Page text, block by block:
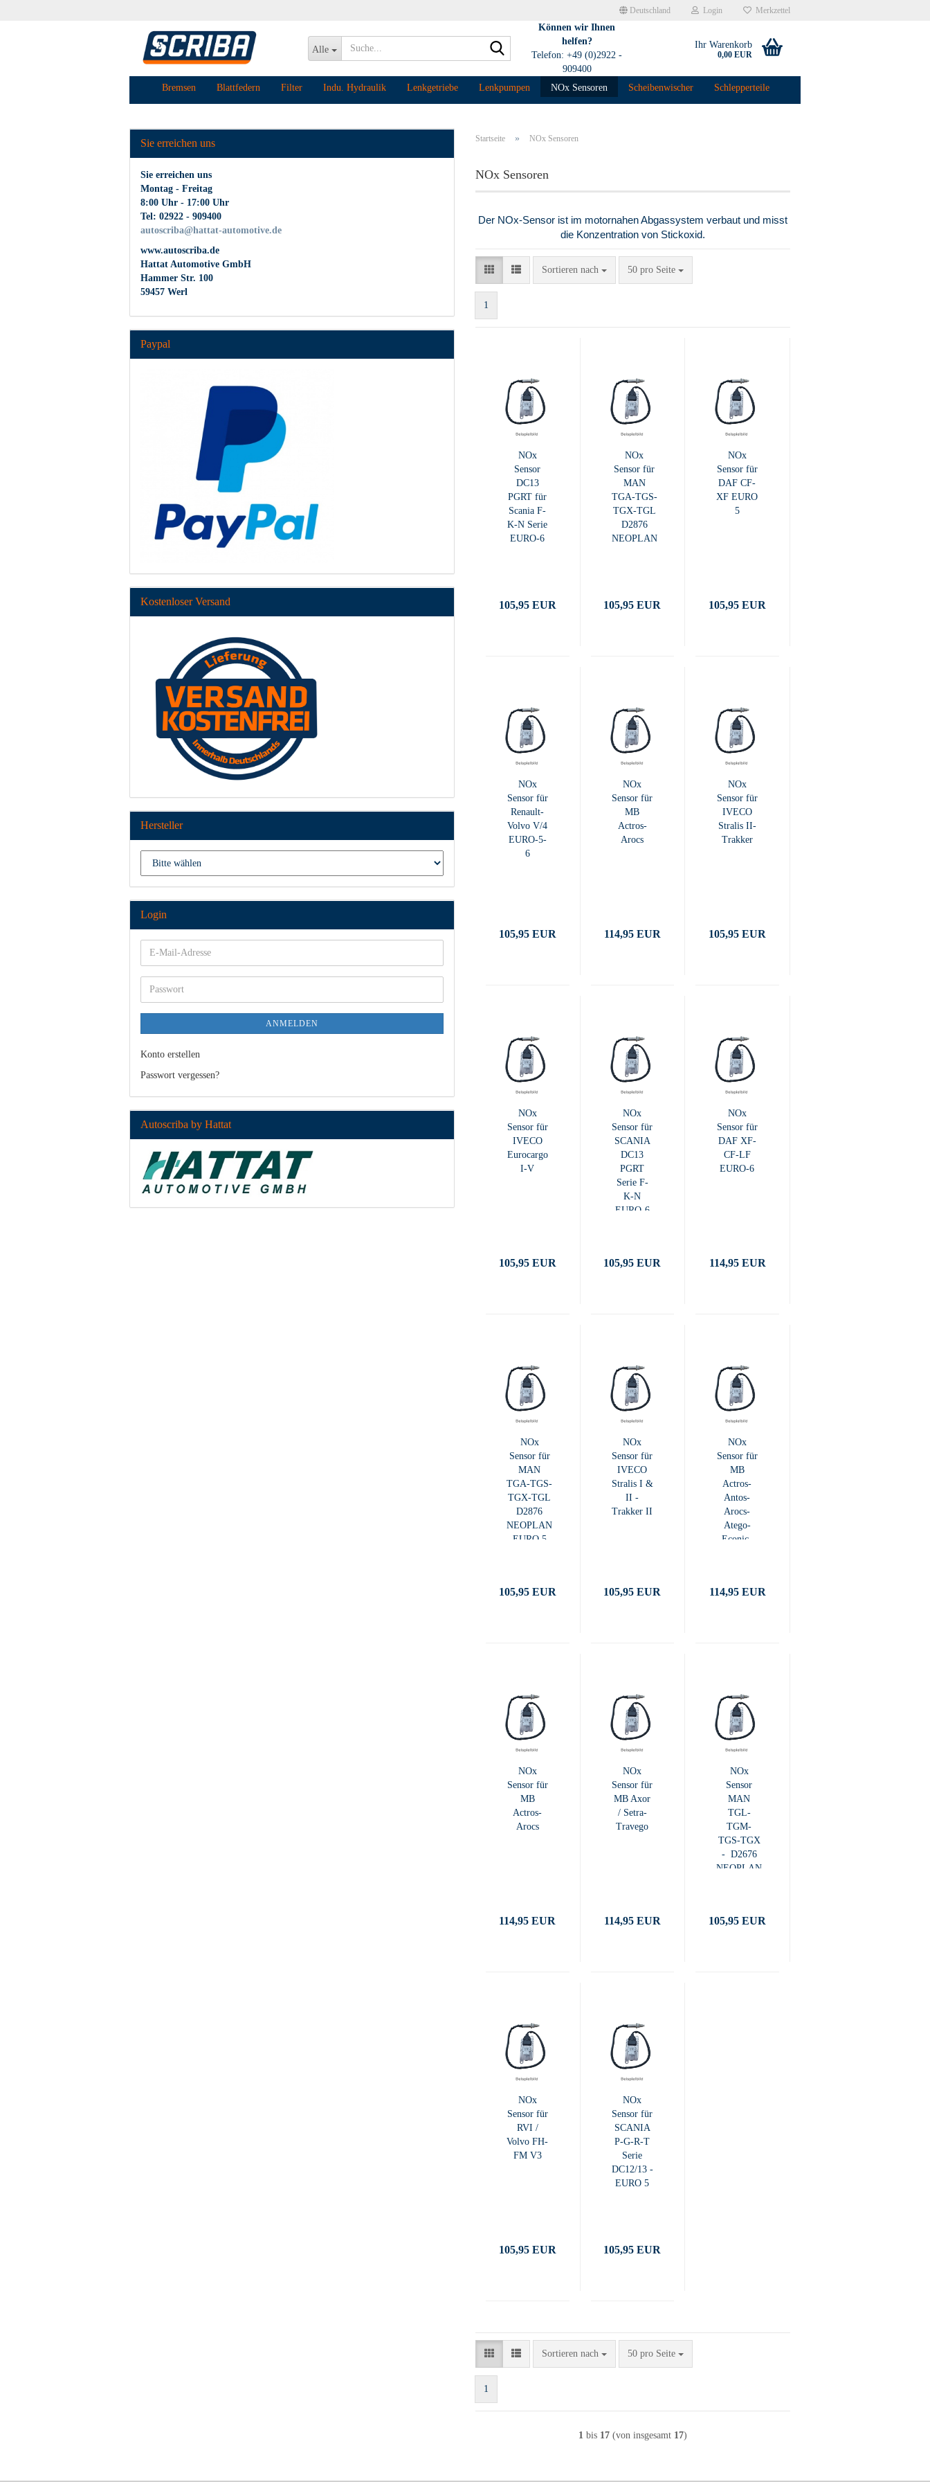
Deutschland Login Merkzettel
Alle
Können wir Ihnen
helfen?
Telefon: +49 (0)2922 -
909400
Ihr Warenkorb
0,00 EUR
Bremsen Blattfedern Filter Indu. Hydraulik Lenkgetriebe Lenkpumpen NOx Sensoren Scheibenwischer Schlepperteile
Startseite » NOx Sensoren
NOx Sensoren
Der NOx-Sensor ist im motornahen Abgassystem verbaut und misst
die Konzentration von Stickoxid.
Sortieren nach
Sortieren nach 50 pro Seite
pro Seite
1
NOx
Sensor
DC13
PGRT für
Scania F-
K-N Serie
EURO-6
105,95 EUR
NOx
Sensor für
MAN
TGA-TGS-
TGX-TGL
D2876
NEOPLAN
105,95 EUR
NOx
Sensor für
DAF CF-
XF EURO
5
105,95 EUR
NOx
Sensor für
Renault-
Volvo V/4
EURO-5-
6
105,95 EUR
NOx
Sensor für
MB
Actros-
Arocs
114,95 EUR
NOx
Sensor für
IVECO
Stralis II-
Trakker
105,95 EUR
NOx
Sensor für
IVECO
Eurocargo
I-V
105,95 EUR
NOx
Sensor für
SCANIA
DC13
PGRT
Serie F-
K-N
EURO-6
105,95 EUR
NOx
Sensor für
DAF XF-
CF-LF
EURO-6
114,95 EUR
NOx
Sensor für
MAN
TGA-TGS-
TGX-TGL
D2876
NEOPLAN
EURO 5
105,95 EUR
NOx
Sensor für
IVECO
Stralis I &
II -
Trakker II
105,95 EUR
NOx
Sensor für
MB
Actros-
Antos-
Arocs-
Atego-
Econic-
114,95 EUR
NOx
Sensor für
MB
Actros-
Arocs
114,95 EUR
NOx
Sensor für
MB Axor
/ Setra-
Travego
114,95 EUR
NOx
Sensor
MAN
TGL-
TGM-
TGS-TGX
- D2676
NEOPLAN
105,95 EUR
NOx
Sensor für
RVI /
Volvo FH-
FM V3
105,95 EUR
NOx
Sensor für
SCANIA
P-G-R-T
Serie
DC12/13 -
EURO 5
105,95 EUR
Sortieren nach
Sortieren nach 50 pro Seite
pro Seite
1
1 bis 17 (von insgesamt 17)
Sie erreichen uns
Sie erreichen uns
Montag - Freitag
8:00 Uhr - 17:00 Uhr
Tel: 02922 - 909400
autoscriba@hattat-automotive.de
www.autoscriba.de
Hattat Automotive GmbH
Hammer Str. 100
59457 Werl
Paypal
Kostenloser Versand
Hersteller
Login
E-
Mail-
Adresse
Passwort
ANMELDEN
Konto erstellen
Passwort vergessen?
Autoscriba by Hattat